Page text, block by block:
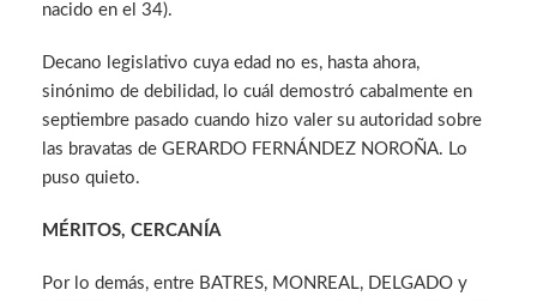
nacido en el 34).
Decano legislativo cuya edad no es, hasta ahora,
sinónimo de debilidad, lo cuál demostró cabalmente en
septiembre pasado cuando hizo valer su autoridad sobre
las bravatas de GERARDO FERNÁNDEZ NOROÑA. Lo
puso quieto.
MÉRITOS, CERCANÍA
Por lo demás, entre BATRES, MONREAL, DELGADO y